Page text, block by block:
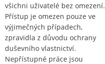
všichni uživatelé bez omezení.
Přístup je omezen pouze ve
výjimečných případech,
zpravidla z důvodu ochrany
duševního vlastnictví.
Nepřístupné práce jsou